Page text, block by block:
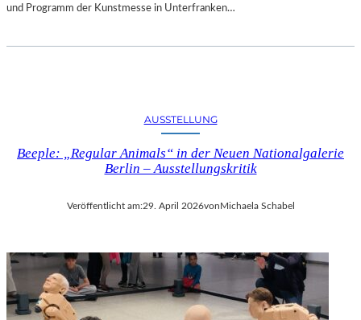
und Programm der Kunstmesse in Unterfranken…
AUSSTELLUNG
Beeple: „Regular Animals“ in der Neuen Nationalgalerie
Berlin – Ausstellungskritik
Veröffentlicht am:29. April 2026vonMichaela Schabel